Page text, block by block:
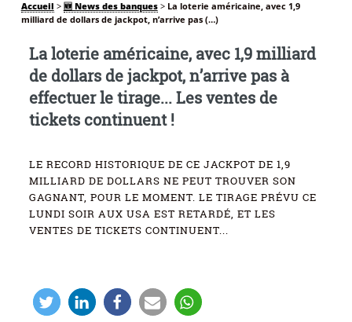
Accueil > 🆕 News des banques> La loterie américaine, avec 1,9
milliard de dollars de jackpot, n’arrive pas (…)
La loterie américaine, avec 1,9 milliard
de dollars de jackpot, n’arrive pas à
effectuer le tirage... Les ventes de
tickets continuent !
LE RECORD HISTORIQUE DE CE JACKPOT DE 1,9
MILLIARD DE DOLLARS NE PEUT TROUVER SON
GAGNANT, POUR LE MOMENT. LE TIRAGE PRÉVU CE
LUNDI SOIR AUX USA EST RETARDÉ, ET LES
VENTES DE TICKETS CONTINUENT...